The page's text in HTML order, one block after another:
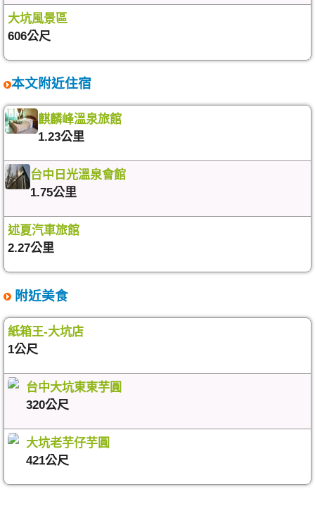
大坑風景區
606公尺
本文附近住宿
麒麟峰溫泉旅館
1.23公里
台中日光溫泉會館
1.75公里
述夏汽車旅館
2.27公里
附近美食
紙箱王-大坑店
1公尺
台中大坑東東芋圓
320公尺
大坑老芋仔芋圓
421公尺